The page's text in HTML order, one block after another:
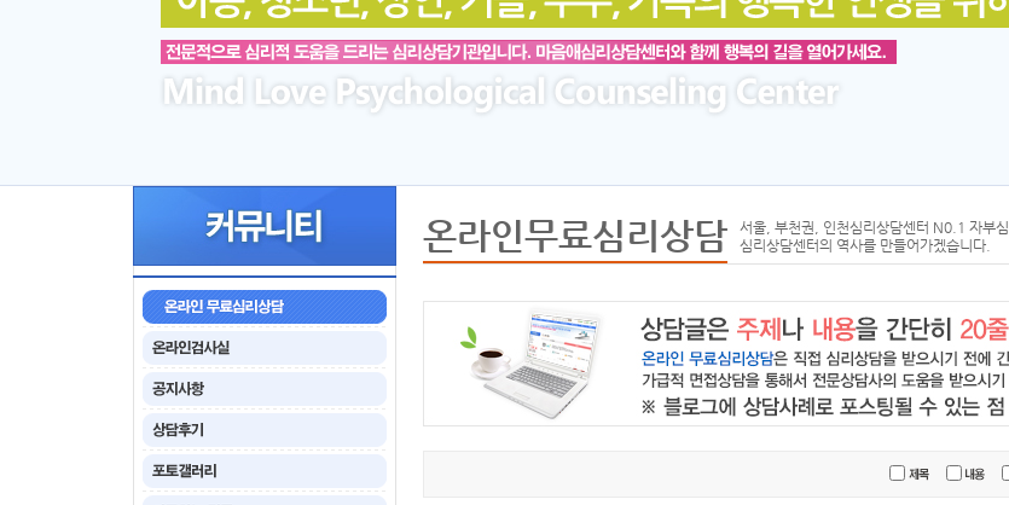
온라인무료심리상담
서울, 부천권, 인천심리상담센터 N0.1 자부심.
심리상담센터의 역사를 만들어가겠습니다.